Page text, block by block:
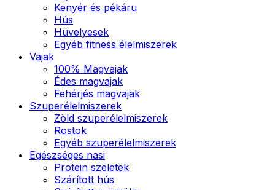
Kenyér és pékáru
Hús
Hüvelyesek
Egyéb fitness élelmiszerek
Vajak
100% Magvajak
Édes magvajak
Fehérjés magvajak
Szuperélelmiszerek
Zöld szuperélelmiszerek
Rostok
Egyéb szuperélelmiszerek
Egészséges nasi
Protein szeletek
Szárított hús